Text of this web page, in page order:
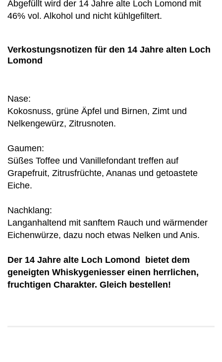
Abgefüllt wird der 14 Jahre alte Loch Lomond mit
46% vol. Alkohol und nicht kühlgefiltert.
Verkostungsnotizen für den 14 Jahre alten Loch
Lomond
Nase:
Kokosnuss, grüne Äpfel und Birnen, Zimt und
Nelkengewürz, Zitrusnoten.
Gaumen:
Süßes Toffee und Vanillefondant treffen auf
Grapefruit, Zitrusfrüchte, Ananas und getoastete
Eiche.
Nachklang:
Langanhaltend mit sanftem Rauch und wärmender
Eichenwürze, dazu noch etwas Nelken und Anis.
Der 14 Jahre alte Loch Lomond bietet dem
geneigten Whiskygeniesser einen herrlichen,
fruchtigen Charakter. Gleich bestellen!